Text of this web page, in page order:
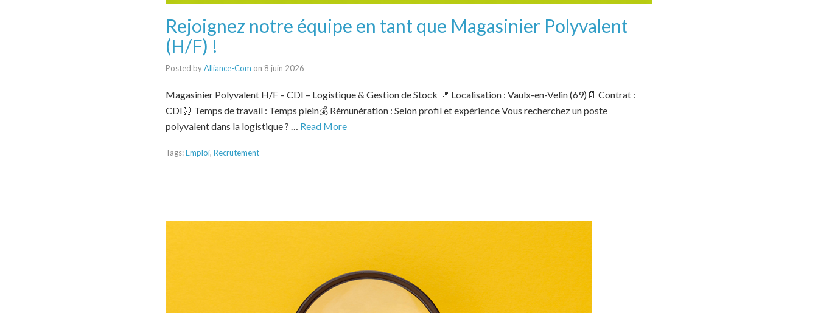
Rejoignez notre équipe en tant que Magasinier Polyvalent
(H/F) !
Posted byAlliance-Com on 8 juin 2026
Magasinier Polyvalent H/F – CDI – Logistique & Gestion de Stock 📍 Localisation : Vaulx-en-Velin (69)📄 Contrat :
CDI⏰ Temps de travail : Temps plein💰 Rémunération : Selon profil et expérience Vous recherchez un poste
polyvalent dans la logistique ? … Read More
Tags:Emploi, Recrutement